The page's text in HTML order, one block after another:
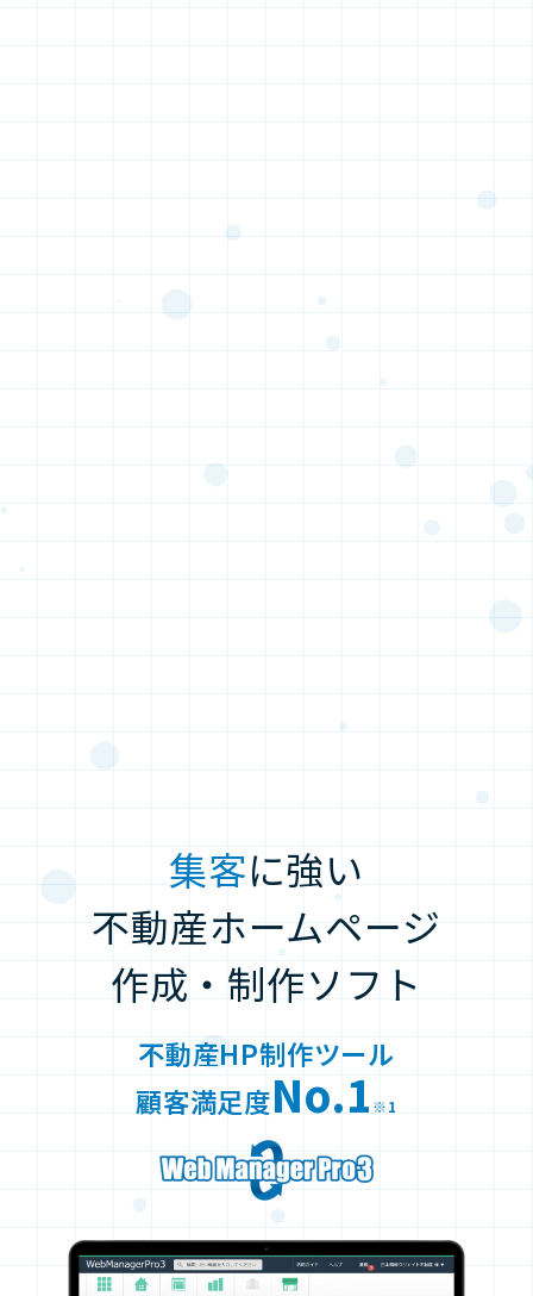
集客に強い
不動産ホームページ
作成・制作ソフト
不動産HP制作ツール
顧客満足度No.1 ※1